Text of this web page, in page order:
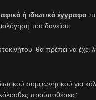
ή ιδιωτικό έγγραφο
του δανείου.
θα πρέπει να έχει
συμφωνητικού για
προϋποθέσεις: